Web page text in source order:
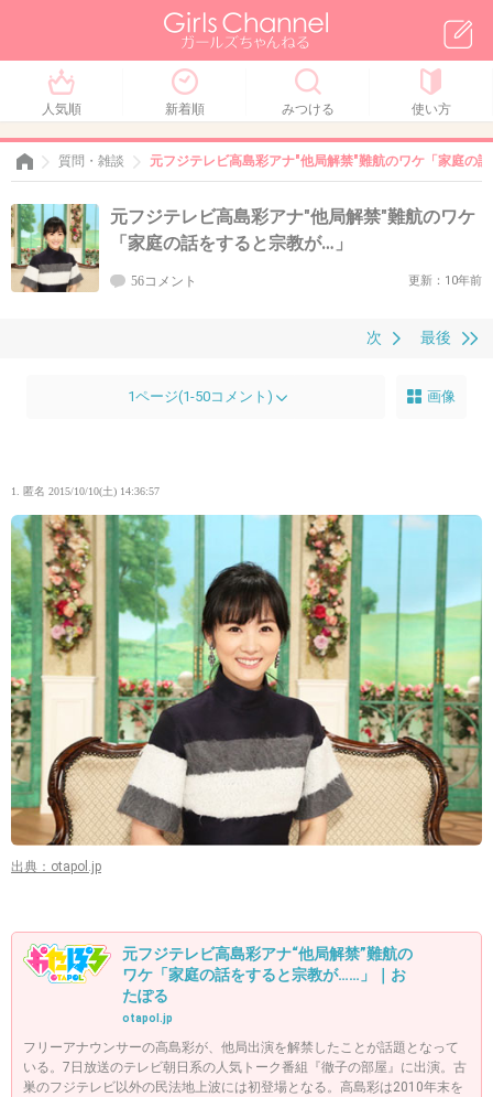
人気順 新着順 みつける 使い方
質問・雑談 元フジテレビ高島彩アナ"他局解禁"難航のワケ「家庭の
元フジテレビ高島彩アナ"他局解禁"難航のワケ
「家庭の話をすると宗教が…」
56コメント 更新：10年前
最後
次
1ページ(1-50コメント) 画像
1. 匿名 2015/10/10(土) 14:36:57
出典：otapol.jp
元フジテレビ高島彩アナ“他局解禁”難航の
ワケ「家庭の話をすると宗教が……」｜お
たぽる
otapol.jp
フリーアナウンサーの高島彩が、他局出演を解禁したことが話題となって
いる。7日放送のテレビ朝日系の人気トーク番組『徹子の部屋』に出演。古
巣のフジテレビ以外の民法地上波には初登場となる。高島彩は2010年末を